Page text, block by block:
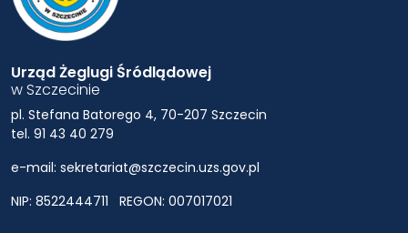
Urząd Żeglugi Śródlądowej
w Szczecinie
pl. Stefana Batorego 4, 70-207 Szczecin
tel. 91 43 40 279
e-mail: sekretariat@szczecin.uzs.gov.pl
NIP: 8522444711
REGON: 007017021